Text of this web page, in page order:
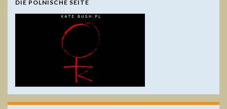
DIE POLNISCHE SEITE